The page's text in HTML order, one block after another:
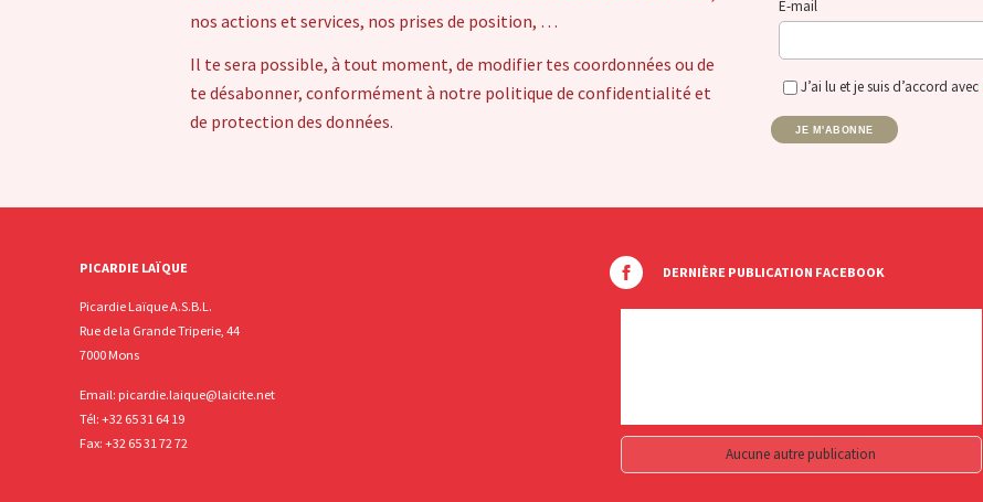
nos actions et services, nos prises de position, …
Il te sera possible, à tout moment, de modifier tes coordonnées ou de
te désabonner, conformément à notre politique de confidentialité et
de protection des données.
E-mail
J’ai lu et je suis d’accord avec
JE M'ABONNE
PICARDIE LAÏQUE
Picardie Laïque A.S.B.L.
Rue de la Grande Triperie, 44
7000 Mons
Email: picardie.laique@laicite.net
Tél: +32 65 31 64 19
Fax: +32 65 31 72 72
DERNIÈRE PUBLICATION FACEBOOK
Aucune autre publication